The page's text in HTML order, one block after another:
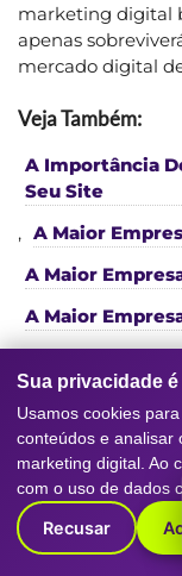
marketing digital
apenas
mercado digital
Veja Também:
A Importância
Seu Site
, A Maior
A Maior
A Maior
Sua privacidade
Usamos cookies
conteúdos e analisar
marketing digital. Ao
com o uso de dados
Recusar